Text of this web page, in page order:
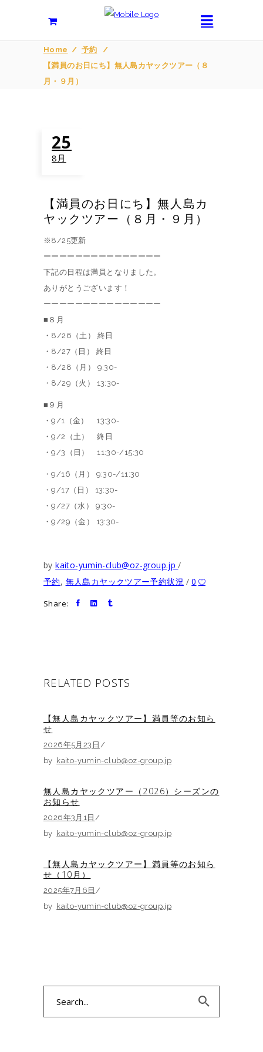
Home / 予約
/
【満員のお日にち】無人島カヤックツアー（８
月・９月）
25
8月
【満員のお日にち】無人島カ
ヤックツアー（８月・９月）
※8/25更新
ーーーーーーーーーーーーーーー
下記の日程は満員となりました。
ありがとうございます！
ーーーーーーーーーーーーーーー
■８月
・8/26（土） 終日
・8/27（日） 終日
・8/28（月） 9:30-
・8/29（火） 13:30-
■９月
・9/1（金） 13:30-
・9/2（土） 終日
・9/3（日） 11:30-/15:30
・9/16（月） 9:30-/11:30
・9/17（日） 13:30-
・9/27（水） 9:30-
・9/29（金） 13:30-
bykaito-yumin-club@oz-group.jp
予約, 無人島カヤックツアー予約状況 0
Share:
RELATED POSTS
【無人島カヤックツアー】満員等のお知ら
せ
2026年5月23日
by kaito-yumin-club@oz-group.jp
無人島カヤックツアー（2026）シーズンの
お知らせ
2026年3月1日
by kaito-yumin-club@oz-group.jp
【無人島カヤックツアー】満員等のお知ら
せ（10月）
2025年7月6日
by kaito-yumin-club@oz-group.jp